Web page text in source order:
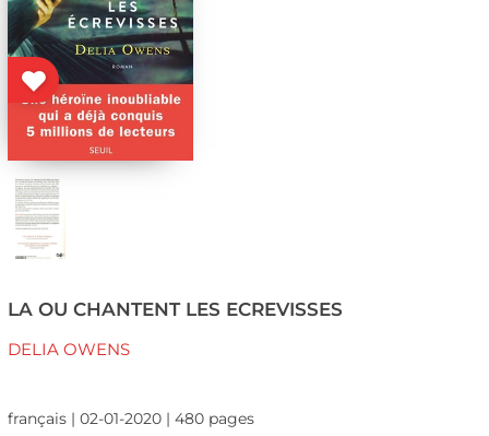
LA OU CHANTENT LES ECREVISSES
DELIA OWENS
français | 02-01-2020 | 480 pages